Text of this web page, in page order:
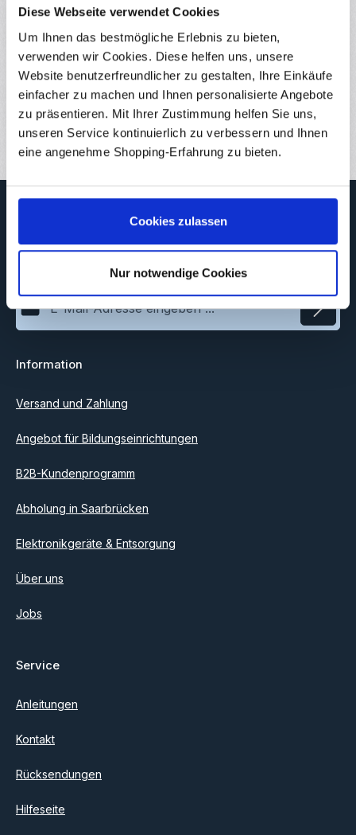
Diese Webseite verwendet Cookies
Um Ihnen das bestmögliche Erlebnis zu bieten,
verwenden wir Cookies. Diese helfen uns, unsere
Website benutzerfreundlicher zu gestalten, Ihre Einkäufe
einfacher zu machen und Ihnen personalisierte Angebote
zu präsentieren. Mit Ihrer Zustimmung helfen Sie uns,
unseren Service kontinuierlich zu verbessern und Ihnen
eine angenehme Shopping-Erfahrung zu bieten.
Cookies zulassen
Nur notwendige Cookies
perfekte Werkzeug für den schnellen Wechsel und die
präzise Montage v…Mehr
Eigenschaften
Downloads
Bewertungen
Newsletter
Newsletter, um rechtzeitig über neue Produkte und Angebote
E-Mail-Adresse*
Ich habe dieDatenschutzbestimmungen
einverstanden.
Information
Versand und Zahlung
Angebot für Bildungseinrichtungen
B2B-Kundenprogramm
Abholung in Saarbrücken
Elektronikgeräte & Entsorgung
Über uns
Jobs
Service
Anleitungen
Kontakt
Rücksendungen
Hilfeseite